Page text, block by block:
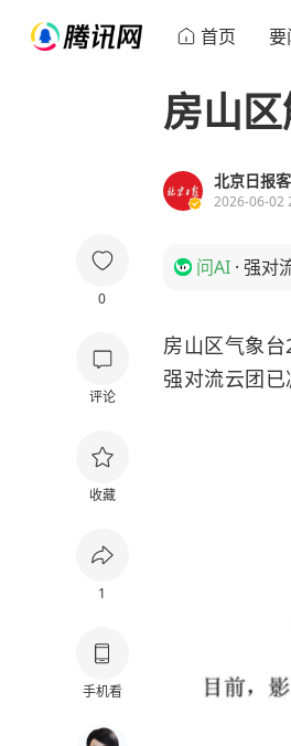
首页 要
0
评论
收藏
1
手机看
房山
北京日报
2026-06-02
问AI · 强对
房山区气象
强对流云团已